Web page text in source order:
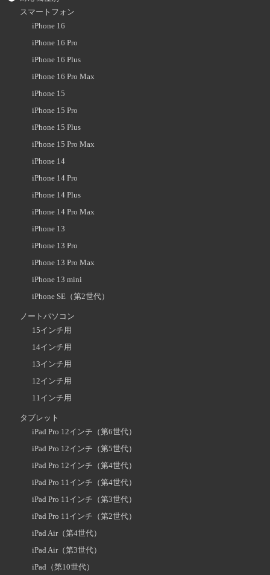
スマートフォン
iPhone 16
iPhone 16 Pro
iPhone 16 Plus
iPhone 16 Pro Max
iPhone 15
iPhone 15 Pro
iPhone 15 Plus
iPhone 15 Pro Max
iPhone 14
iPhone 14 Pro
iPhone 14 Plus
iPhone 14 Pro Max
iPhone 13
iPhone 13 Pro
iPhone 13 Pro Max
iPhone 13 mini
iPhone SE（第2世代）
ノートパソコン
15インチ用
14インチ用
13インチ用
12インチ用
11インチ用
タブレット
iPad Pro 12インチ（第6世代）
iPad Pro 12インチ（第5世代）
iPad Pro 12インチ（第4世代）
iPad Pro 11インチ（第4世代）
iPad Pro 11インチ（第3世代）
iPad Pro 11インチ（第2世代）
iPad Air（第4世代）
iPad Air（第3世代）
iPad（第10世代）